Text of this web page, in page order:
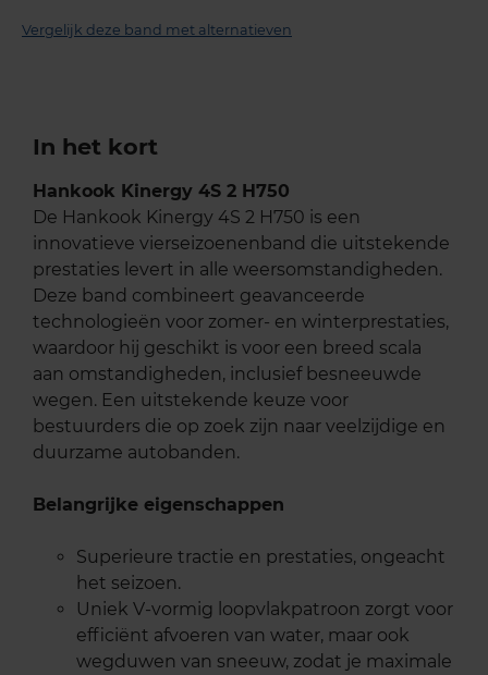
Vergelijk deze band met alternatieven
In het kort
Hankook Kinergy 4S 2 H750
De Hankook Kinergy 4S 2 H750 is een
innovatieve vierseizoenenband die uitstekende
prestaties levert in alle weersomstandigheden.
Deze band combineert geavanceerde
technologieën voor zomer- en winterprestaties,
waardoor hij geschikt is voor een breed scala
aan omstandigheden, inclusief besneeuwde
wegen. Een uitstekende keuze voor
bestuurders die op zoek zijn naar veelzijdige en
duurzame autobanden.
Belangrijke eigenschappen
Superieure tractie en prestaties, ongeacht
het seizoen.
Uniek V-vormig loopvlakpatroon zorgt voor
efficiënt afvoeren van water, maar ook
wegduwen van sneeuw, zodat je maximale